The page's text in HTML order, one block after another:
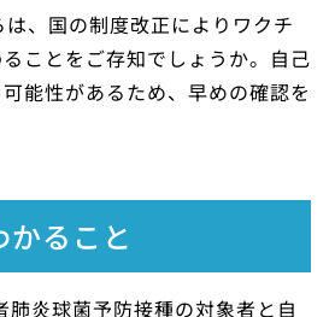
、国の制度改正によりワクチ
ことをご存知でしょうか。自己
能性があるため、早めの確認を
かること
肺炎球菌予防接種の対象者と自